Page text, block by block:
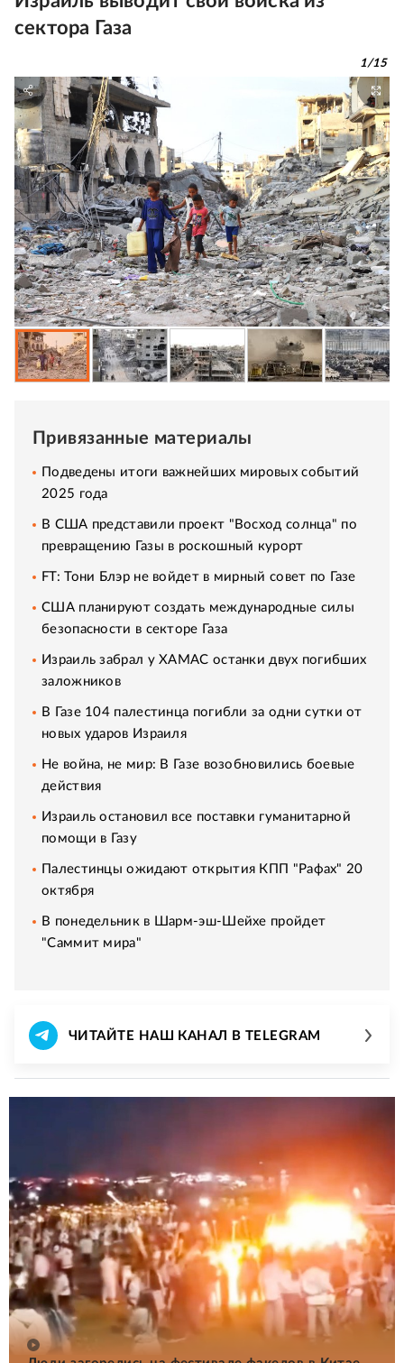
сектора Газа
1/15
Привязанные материалы
Подведены итоги важнейших мировых событий
2025 года
В США представили проект "Восход солнца" по
превращению Газы в роскошный курорт
FT: Тони Блэр не войдет в мирный совет по Газе
США планируют создать международные силы
безопасности в секторе Газа
Израиль забрал у ХАМАС останки двух погибших
заложников
В Газе 104 палестинца погибли за одни сутки от
новых ударов Израиля
Не война, не мир: В Газе возобновились боевые
действия
Израиль остановил все поставки гуманитарной
помощи в Газу
Палестинцы ожидают открытия КПП "Рафах" 20
октября
В понедельник в Шарм-эш-Шейхе пройдет
"Саммит мира"
ЧИТАЙТЕ НАШ КАНАЛ В TELEGRAM